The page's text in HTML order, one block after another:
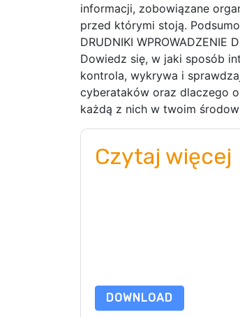
informacji, zobowiązane
przed którymi stoją.
DRUDNIKI WPROWADZENIE
Dowiedz się, w jaki sposób
kontrola, wykrywa i
cyberataków oraz dlaczego
każdą z nich w twoim
Czytaj więcej
DOWNLOAD